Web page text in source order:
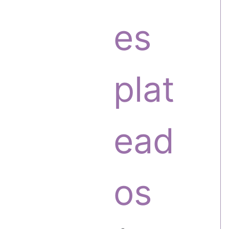
o
o
d
u
c
t
es
plat
ead
os